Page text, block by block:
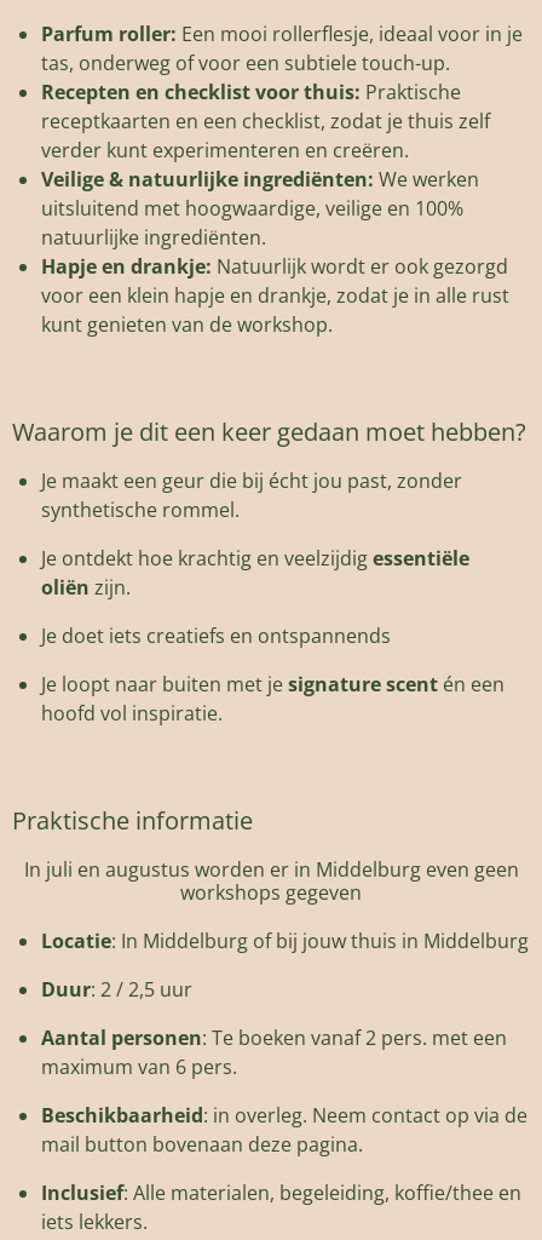
Parfum roller: Een mooi rollerflesje, ideaal voor in je
tas, onderweg of voor een subtiele touch-up.
Recepten en checklist voor thuis: Praktische
receptkaarten en een checklist, zodat je thuis zelf
verder kunt experimenteren en creëren.
Veilige & natuurlijke ingrediënten: We werken
uitsluitend met hoogwaardige, veilige en 100%
natuurlijke ingrediënten.
Hapje en drankje: Natuurlijk wordt er ook gezorgd
voor een klein hapje en drankje, zodat je in alle rust
kunt genieten van de workshop.
Waarom je dit een keer gedaan moet hebben?
Je maakt een geur die bij écht jou past, zonder
synthetische rommel.
Je ontdekt hoe krachtig en veelzijdigessentiële
oliën zijn.
Je doet iets creatiefs en ontspannends
Je loopt naar buiten met jesignature scent én een
hoofd vol inspiratie.
Praktische informatie
In juli en augustus worden er in Middelburg even geen
workshops gegeven
Locatie: In Middelburg of bij jouw thuis in Middelburg
Duur: 2 / 2,5 uur
Aantal personen: Te boeken vanaf 2 pers. met een
maximum van 6 pers.
Beschikbaarheid: in overleg. Neem contact op via de
mail button bovenaan deze pagina.
Inclusief: Alle materialen, begeleiding, koffie/thee en
iets lekkers.